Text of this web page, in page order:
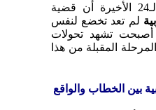
لم تعد تخضع لنفس
أصبحت تشهد تحولات
المقبلة من هذا
بين الخطاب والواقع